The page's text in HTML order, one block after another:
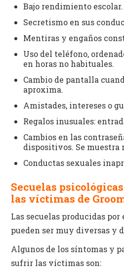
Bajo rendimiento escolar.
Secretismo en sus
Mentiras y engaños
Uso del teléfono,
en horas no habituales.
Cambio de pantalla
aproxima.
Amistades, intereses o
Regalos inusuales:
Cambios en las
dispositivos. Se muestra
Conductas sexuales
Secuelas
las víctimas de
Las secuelas producidas
pueden ser muy diversas y
Algunos de los síntomas y
sufrir las víctimas son: